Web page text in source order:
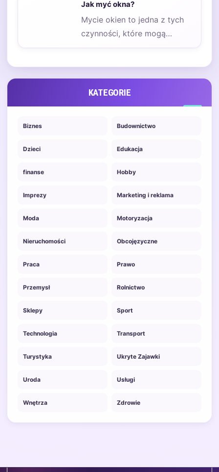
oszczędność energii w…
Jak myć okna?
Mycie okien to jedna z tych
czynności, które mogą
wydawać się proste, ale w
KATEGORIE
Biznes Budownictwo
Dzieci Edukacja
finanse Hobby
Imprezy Marketing i reklama
Moda Motoryzacja
Nieruchomości Obcojęzyczne
Praca Prawo
Przemysł Rolnictwo
Sklepy Sport
Technologia Transport
Turystyka Ukryte Zajawki
Uroda Usługi
Wnętrza Zdrowie